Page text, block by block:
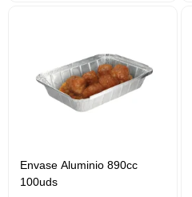
Envase Aluminio 890cc
100uds